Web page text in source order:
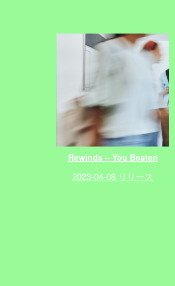
Rewinds – You Beaten
2023-04-08 リリース